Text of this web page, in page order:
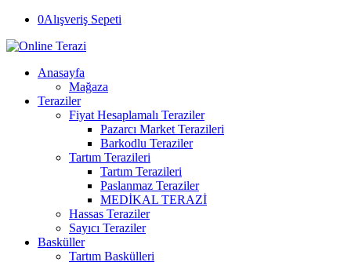
0Alışveriş Sepeti
Anasayfa
Mağaza
Teraziler
Fiyat Hesaplamalı Teraziler
Pazarcı Market Terazileri
Barkodlu Teraziler
Tartım Terazileri
Tartım Terazileri
Paslanmaz Teraziler
MEDİKAL TERAZİ
Hassas Teraziler
Sayıcı Teraziler
Basküller
Tartım Baskülleri